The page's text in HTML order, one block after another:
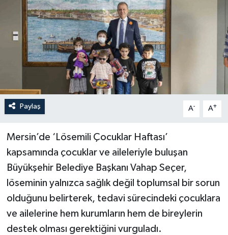
Paylaş A- A+
Mersin’de ‘Lösemili Çocuklar Haftası’
kapsamında çocuklar ve aileleriyle buluşan
Büyükşehir Belediye Başkanı Vahap Seçer,
löseminin yalnızca sağlık değil toplumsal bir sorun
olduğunu belirterek, tedavi sürecindeki çocuklara
ve ailelerine hem kurumların hem de bireylerin
destek olması gerektiğini vurguladı.